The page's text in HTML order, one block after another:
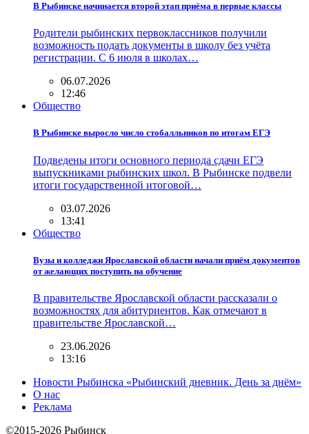
В Рыбинске начинается второй этап приёма в первые классы
Родители рыбинских первоклассников получили
возможность подать документы в школу без учёта
регистрации. С 6 июля в школах…
06.07.2026
12:46
Общество
В Рыбинске выросло число стобалльников по итогам ЕГЭ
Подведены итоги основного периода сдачи ЕГЭ
выпускниками рыбинских школ. В Рыбинске подвели
итоги государственной итоговой…
03.07.2026
13:41
Общество
Вузы и колледжи Ярославской области начали приём документов
от желающих поступить на обучение
В правительстве Ярославской области рассказали о
возможностях для абитуриентов. Как отмечают в
правительстве Ярославской…
23.06.2026
13:16
Новости Рыбинска «Рыбинский дневник. День за днём»
О нас
Реклама
©2015-2026 Рыбинск